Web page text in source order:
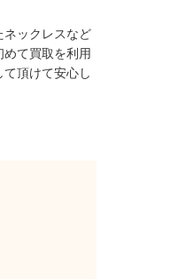
ネックレスなど
て買取を利用
頂けて安心し